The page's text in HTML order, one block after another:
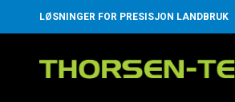
LØSNINGER FOR PRESISJON LANDBRUK